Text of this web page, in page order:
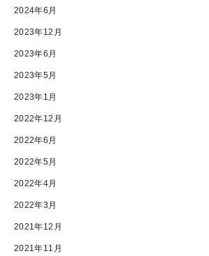
2024年6月
2023年12月
2023年6月
2023年5月
2023年1月
2022年12月
2022年6月
2022年5月
2022年4月
2022年3月
2021年12月
2021年11月